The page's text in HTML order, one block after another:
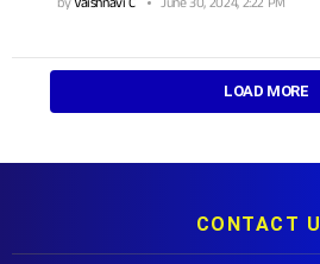
LOAD MORE
CONTACT